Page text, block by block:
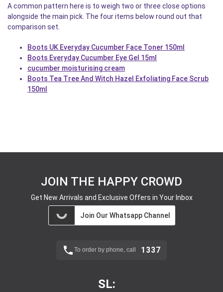
A common pattern here is to weigh two or three close options
alongside the main pick. The four items below round out that
comparison set.
Boots UK Everyday Cucumber Face Toner 150ml
Boots Everyday Cucumber Eye Gel 15ml
cucumber moisturising cream
Boots Tea Tree And Witch Hazel Exfoliating Face Scrub
150ml
JOIN THE HAPPY CROWD
Get New Arrivals and Exclusive Offers in Your Inbox
Join Our Whatsapp Channel
To order by phone, call 1337
SL: